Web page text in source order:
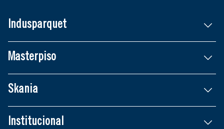
Indusparquet
Masterpiso
Skania
Institucional